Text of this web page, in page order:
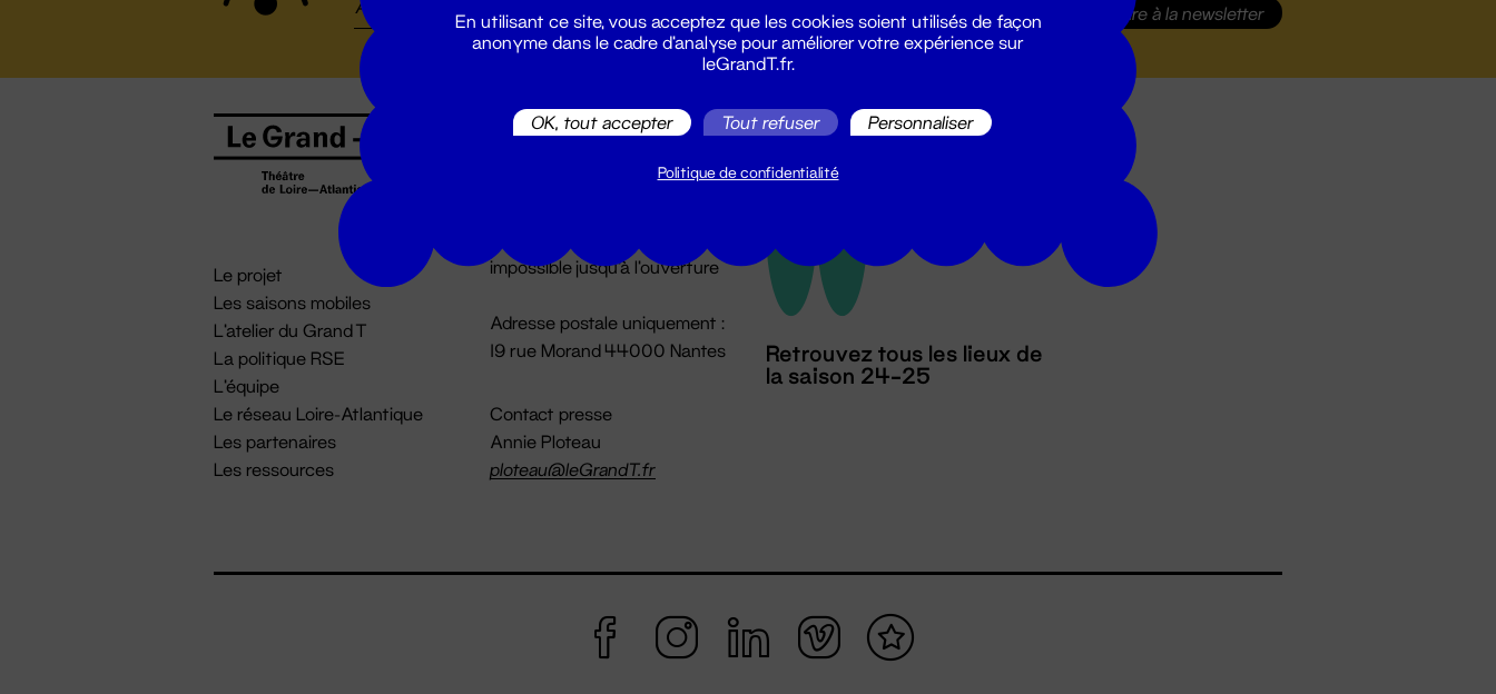
S'inscrire à la newsletter
Le projet
Les saisons mobiles
L'atelier du Grand T
La politique RSE
L'équipe
Le réseau Loire-Atlantique
Les partenaires
Les ressources
Billetterie
billetterie@leGrandT.fr
impossible jusqu'à l'ouverture
Adresse postale uniquement :
19 rue Morand 44000 Nantes
Contact presse
Annie Ploteau
ploteau@leGrandT.fr
Retrouvez tous les lieux de
la saison 24-25
En utilisant ce site, vous acceptez que les cookies soient utilisés de façon
anonyme dans le cadre d'analyse pour améliorer votre expérience sur
leGrandT.fr.
OK, tout accepter Tout refuser Personnaliser
Politique de confidentialité